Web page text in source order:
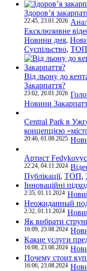
Здоров’я
22:45, 23.01.2026
Ексклюзивне
Новини дня,
Суспільство, ТОП
Від льону до
Закарпаття?
23:02, 20.01.2026
Новини
Central Park в
концепцією
20:46, 01.08.2025
Артист
22:24, 04.11.2024
Публікації, ТОП,
Інноваційні
2:35, 01.11.2024
Неожиданный
2:32, 01.11.2024
Як вибрати
16:09, 23.08.2024
Какие услуги
16:08, 23.08.2024
Почему стоит
16:06, 23.08.2024